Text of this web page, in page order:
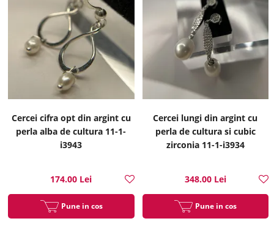
Cercei cifra opt din argint cu
perla alba de cultura 11-1-
i3943
174.00 Lei
Pune in cos
Cercei lungi din argint cu
perla de cultura si cubic
zirconia 11-1-i3934
348.00 Lei
Pune in cos